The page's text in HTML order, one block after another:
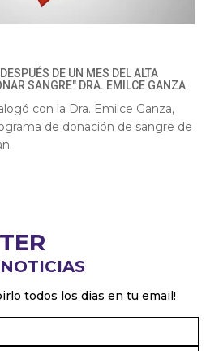
DE UN MES DEL ALTA
SANGRE" DRA. EMILCE GANZA
con la Dra. Emilce Ganza,
de donación de sangre de
todos los dias en tu email!